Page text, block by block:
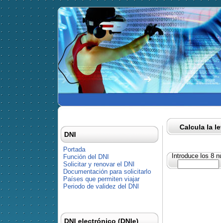
Calcula la
Introduce los 8
DNI
Portada
Función del DNI
Solicitar y renovar el DNI
Documentación para solicitarlo
Países que permiten viajar
Periodo de validez del DNI
DNI electrónico (DNIe)